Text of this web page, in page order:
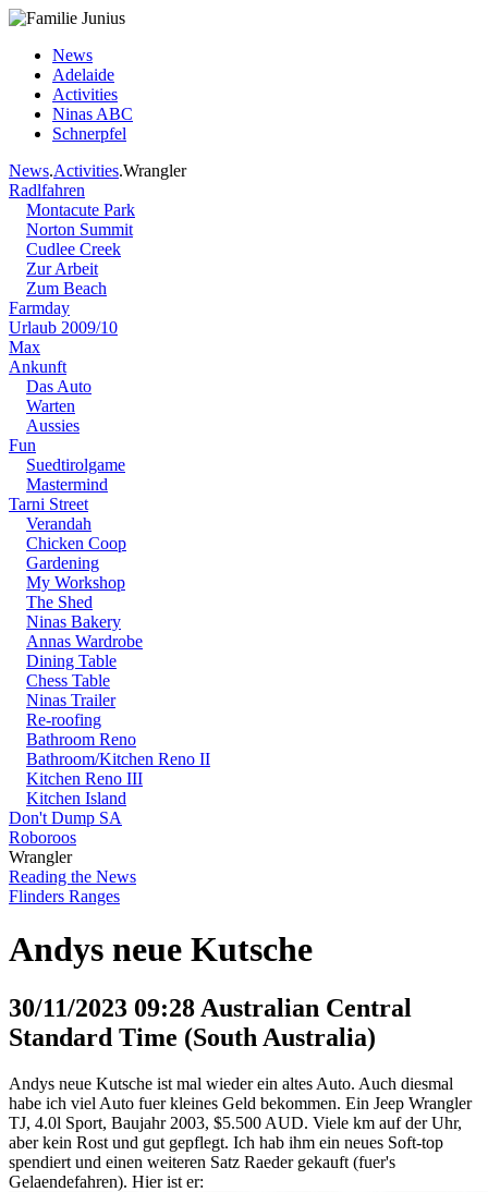
News
Adelaide
Activities
Ninas ABC
Schnerpfel
News.Activities.Wrangler
Radlfahren
Montacute Park
Norton Summit
Cudlee Creek
Zur Arbeit
Zum Beach
Farmday
Urlaub 2009/10
Max
Ankunft
Das Auto
Warten
Aussies
Fun
Suedtirolgame
Mastermind
Tarni Street
Verandah
Chicken Coop
Gardening
My Workshop
The Shed
Ninas Bakery
Annas Wardrobe
Dining Table
Chess Table
Ninas Trailer
Re-roofing
Bathroom Reno
Bathroom/Kitchen Reno II
Kitchen Reno III
Kitchen Island
Don't Dump SA
Roboroos
Wrangler
Reading the News
Flinders Ranges
Andys neue Kutsche
30/11/2023 09:28 Australian Central
Standard Time (South Australia)
Andys neue Kutsche ist mal wieder ein altes Auto. Auch diesmal
habe ich viel Auto fuer kleines Geld bekommen. Ein Jeep Wrangler
TJ, 4.0l Sport, Baujahr 2003, $5.500 AUD. Viele km auf der Uhr,
aber kein Rost und gut gepflegt. Ich hab ihm ein neues Soft-top
spendiert und einen weiteren Satz Raeder gekauft (fuer's
Gelaendefahren). Hier ist er: